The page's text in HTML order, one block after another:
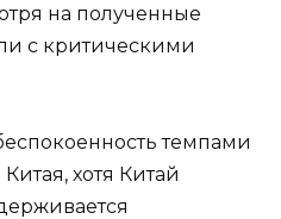
на полученные
с критическими
темпами
хотя Китай